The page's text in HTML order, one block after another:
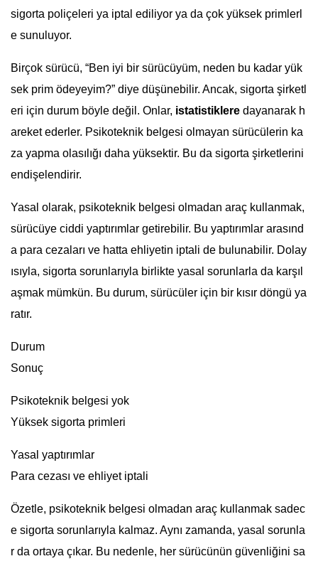
sigorta poliçeleri ya iptal ediliyor ya da çok yüksek primlerl
e sunuluyor.
Birçok sürücü, “Ben iyi bir sürücüyüm, neden bu kadar yük
sek prim ödeyeyim?” diye düşünebilir. Ancak, sigorta şirketl
eri için durum böyle değil. Onlar, istatistiklere dayanarak h
areket ederler. Psikoteknik belgesi olmayan sürücülerin ka
za yapma olasılığı daha yüksektir. Bu da sigorta şirketlerini
endişelendirir.
Yasal olarak, psikoteknik belgesi olmadan araç kullanmak,
sürücüye ciddi yaptırımlar getirebilir. Bu yaptırımlar arasınd
a para cezaları ve hatta ehliyetin iptali de bulunabilir. Dolay
ısıyla, sigorta sorunlarıyla birlikte yasal sorunlarla da karşıl
aşmak mümkün. Bu durum, sürücüler için bir kısır döngü ya
ratır.
Durum
Sonuç
Psikoteknik belgesi yok
Yüksek sigorta primleri
Yasal yaptırımlar
Para cezası ve ehliyet iptali
Özetle, psikoteknik belgesi olmadan araç kullanmak sadec
e sigorta sorunlarıyla kalmaz. Aynı zamanda, yasal sorunla
r da ortaya çıkar. Bu nedenle, her sürücünün güvenliğini sa